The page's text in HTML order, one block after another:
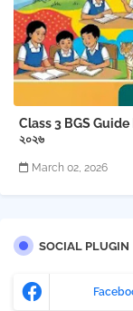
Class 3 BGS Guide
২০২৬
March 02, 2026
SOCIAL PLUGIN